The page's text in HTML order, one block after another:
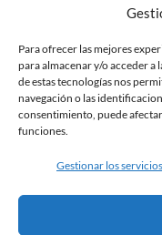
Para ofrecer las mejores
para almacenar y/o acceder
de estas tecnologías nos
navegación o las
consentimiento, puede
funciones.
Gestionar los servicios
se
en
la
INFORMACIÓN DE
Política de Privacidad
Política de Cookies